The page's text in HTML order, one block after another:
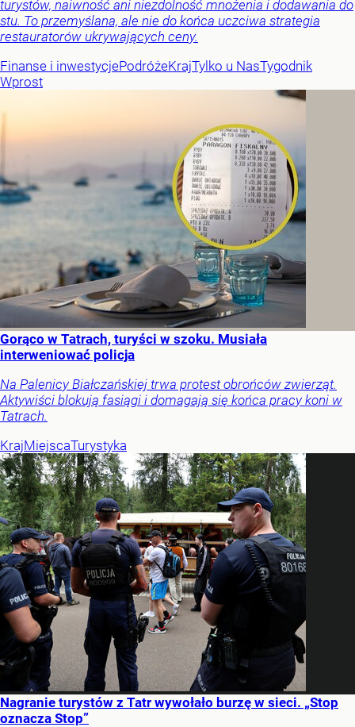
turystów, naiwność ani niezdolność mnożenia i dodawania do
stu. To przemyślana, ale nie do końca uczciwa strategia
restauratorów ukrywających ceny.
Finanse i inwestycjePodróżeKrajTylko u NasTygodnik
Wprost
Gorąco w Tatrach, turyści w szoku. Musiała
interweniować policja
Na Palenicy Białczańskiej trwa protest obrońców zwierząt.
Aktywiści blokują fasiągi i domagają się końca pracy koni w
Tatrach.
KrajMiejscaTurystyka
Nagranie turystów z Tatr wywołało burzę w sieci. „Stop
oznacza Stop”